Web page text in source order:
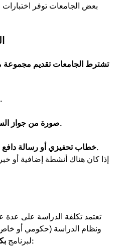
بعض الجامعات توفر اختبارات
تشترط الجامعات تقديم مجموعة
.
صورة من جواز.
خطاب تحفيزي أو رسالة دافع(في بعض الجامعات).
تعتمد تكلفة الدراسة على عدة
ونظام الدراسة (حكومي أو
لبرنامجبين: